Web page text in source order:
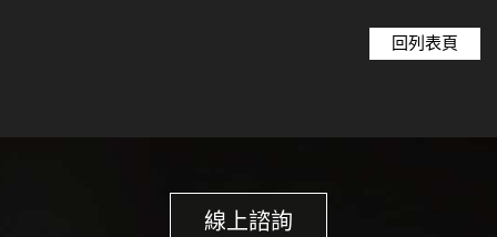
回列表頁
線上諮詢